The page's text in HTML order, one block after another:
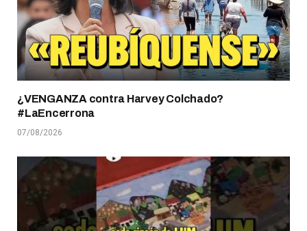
¿VENGANZA contra Harvey Colchado?
#LaEncerrona
07/08/2026